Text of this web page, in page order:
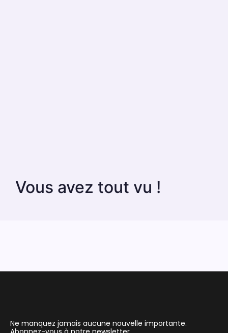
Vous avez tout vu !
Ne manquez jamais aucune nouvelle importante.